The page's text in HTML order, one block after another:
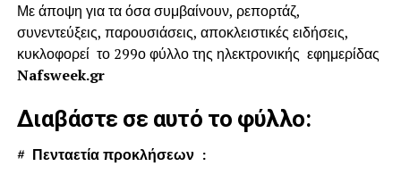
Με άποψη για τα όσα συμβαίνουν, ρεπορτάζ,
συνεντεύξεις, παρουσιάσεις, αποκλειστικές ειδήσεις,
κυκλοφορεί το 299ο φύλλο της ηλεκτρονικής εφημερίδας
Nafsweek.gr
Διαβάστε σε αυτό το φύλλο:
#Πενταετία προκλήσεων :